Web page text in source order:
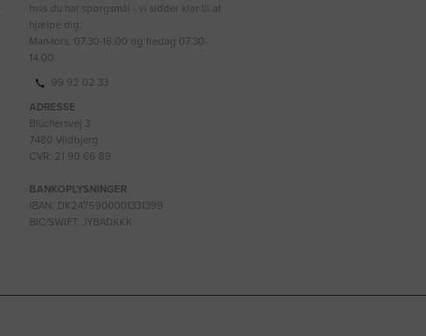
hvis du har spørgsmål - vi sidder klar til at
hjælpe dig.
Man-tors: 07.30-16.00 og fredag 07.30-
14.00.
99 92 02 33
ADRESSE
Blüchersvej 3
7480 Vildbjerg
CVR: 21 90 66 89
BANKOPLYSNINGER
IBAN: DK2475900001331399
BIC/SWIFT: JYBADKKK